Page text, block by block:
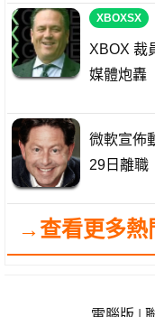
XBOXSX
XBOX 裁
媒體炮轟
微軟宣佈
29日離職
→查看更多熱